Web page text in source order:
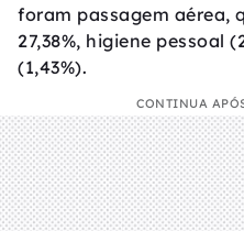
foram passagem aérea,
27,38%, higiene pessoal
(1,43%).
CONTINUA